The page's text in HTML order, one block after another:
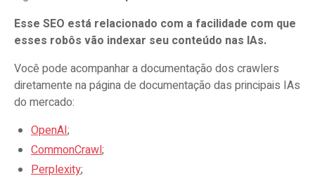
Esse SEO está relacionado com a facilidade com que
esses robôs vão indexar seu conteúdo nas IAs.
Você pode acompanhar a documentação dos crawlers
diretamente na página de documentação das principais IAs
do mercado:
OpenAI;
CommonCrawl;
Perplexity;